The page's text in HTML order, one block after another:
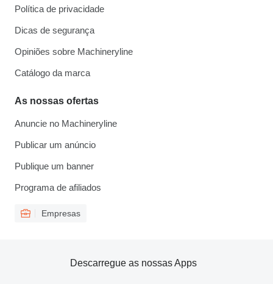
Política de privacidade
Dicas de segurança
Opiniões sobre Machineryline
Catálogo da marca
As nossas ofertas
Anuncie no Machineryline
Publicar um anúncio
Publique um banner
Programa de afiliados
Empresas
Descarregue as nossas Apps